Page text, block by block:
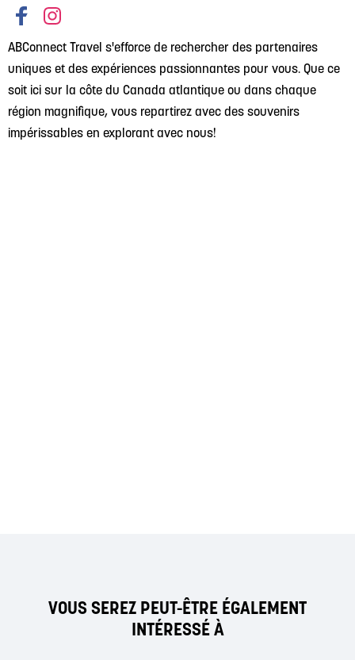
ABConnect Travel s'efforce de rechercher des partenaires
uniques et des expériences passionnantes pour vous. Que ce
soit ici sur la côte du Canada atlantique ou dans chaque
région magnifique, vous repartirez avec des souvenirs
impérissables en explorant avec nous!
VOUS SEREZ PEUT-ÊTRE ÉGALEMENT
INTÉRESSÉ À